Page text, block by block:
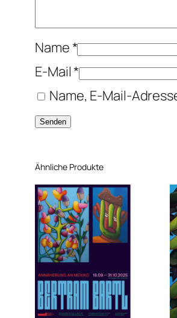
Name*
E-Mail*
Name, E-Mail-
Ähnliche Produkte